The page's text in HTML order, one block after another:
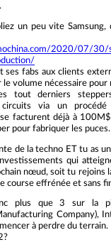
un peu vite Samsung,
2020/07/30/
ses fabs aux clients
le volume nécessaire pour
tout derniers
via un procédé
facturent déjà à
pour fabriquer les puces.
de la techno ET tu as
qui
nœud, soit tu rejoins
course effrénée et sans
plus que 3 sur la
Company),
à perdre du terrain.